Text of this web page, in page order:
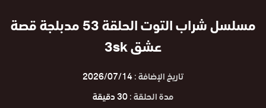
مسلسل شراب التوت الحلقة 53 مدبلجة قصة
عشق 3sk
تاريخ الإضافة :2026/07/14
مدة الحلقة :30 دقيقة